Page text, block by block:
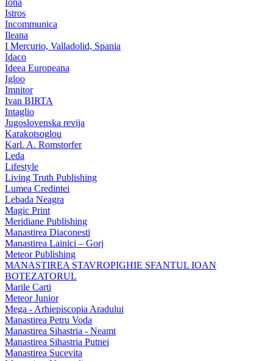
Istros
Incommunica
Ileana
I Mercurio, Valladolid, Spania
Idaco
Ideea Europeana
Igloo
Imnitor
Ivan BIRTA
Intaglio
Jugoslovenska revija
Karakotsoglou
Karl. A. Romstorfer
Leda
Lifestyle
Living Truth Publishing
Lumea Credintei
Lebada Neagra
Magic Print
Meridiane Publishing
Manastirea Diaconesti
Manastirea Lainici – Gorj
Meteor Publishing
MANASTIREA STAVROPIGHIE SFANTUL IOAN
BOTEZATORUL
Marile Carti
Meteor Junior
Mega - Arhiepiscopia Aradului
Manastirea Petru Voda
Manastirea Sihastria - Neamt
Manastirea Sihastria Putnei
Manastirea Sucevita